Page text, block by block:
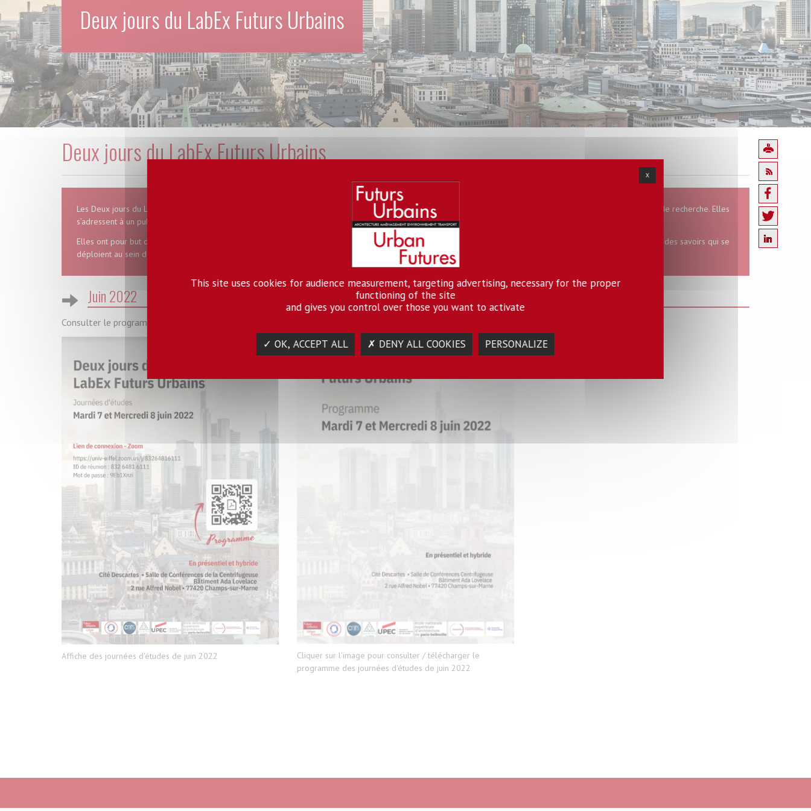
Deux jours du LabEx Futurs Urbains
Deux jours du LabEx Futurs Urbains
Les Deux jours du LabEx Futurs urbains sont des journées scientifiques organisées une fois par an sous la forme de tables-rondes thématiques et de séminaires de recherche. Elles
s’adressent à un public de chercheurs et d’étudiants.
Elles ont pour but d’explorer l’interdisciplinarité des études urbaines mais aussi de mettre en partage les pratiques d’enseignement, de recherche et de diffusion des savoirs qui se
déploient au sein des 14 groupes transversaux du LabEx et des formations partenaires.
Juin 2022
Consulter le programme des journées d'études du mardi 7 et du mercredi 8 juin 2022.
Affiche des journées d'études de juin 2022
Cliquer sur l'image pour consulter / télécharger le
programme des journées d'études de juin 2022
X
This site uses cookies for audience measurement, targeting advertising, necessary for the proper
functioning of the site
and gives you control over those you want to activate
✓ OK, ACCEPT ALL ✗ DENY ALL COOKIES PERSONALIZE